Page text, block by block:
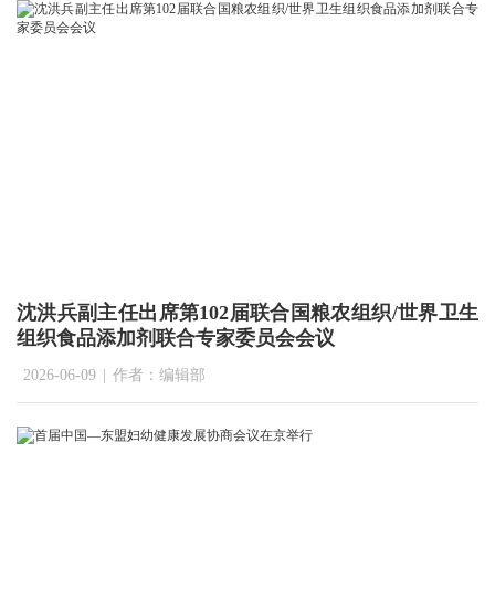
沈洪兵副主任出席第102届联合国粮农组织/世界卫生
组织食品添加剂联合专家委员会会议
2026-06-09 | 作者：编辑部